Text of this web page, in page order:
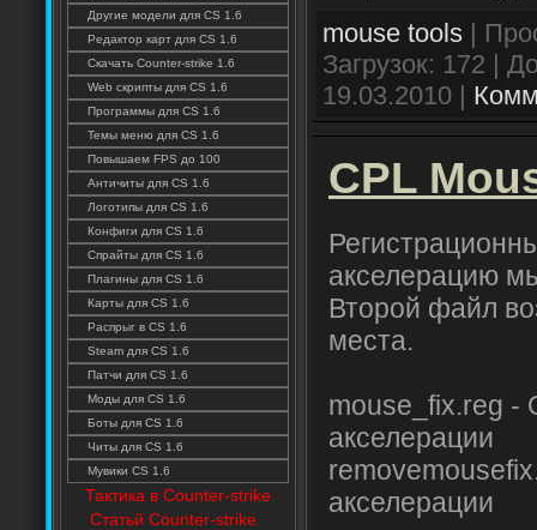
Другие модели для CS 1.6
Редактор карт для CS 1.6
Скачать Counter-strike 1.6
Web скрипты для CS 1.6
Программы для CS 1.6
Темы меню для CS 1.6
Повышаем FPS до 100
Античиты для CS 1.6
Логотипы для CS 1.6
Конфиги для CS 1.6
Спрайты для CS 1.6
Плагины для CS 1.6
Карты для CS 1.6
Распрыг в CS 1.6
Steam для CS 1.6
Патчи для CS 1.6
Моды для CS 1.6
Боты для CS 1.6
Читы для CS 1.6
Мувики CS 1.6
Тактика в Counter-strike
Статьй Counter-strike
mouse tools |
Загрузок: 172 |
19.03.2010 |
CPL
акселерацию
Второй файл
места.
mouse_fix.reg -
акселерации
акселерации